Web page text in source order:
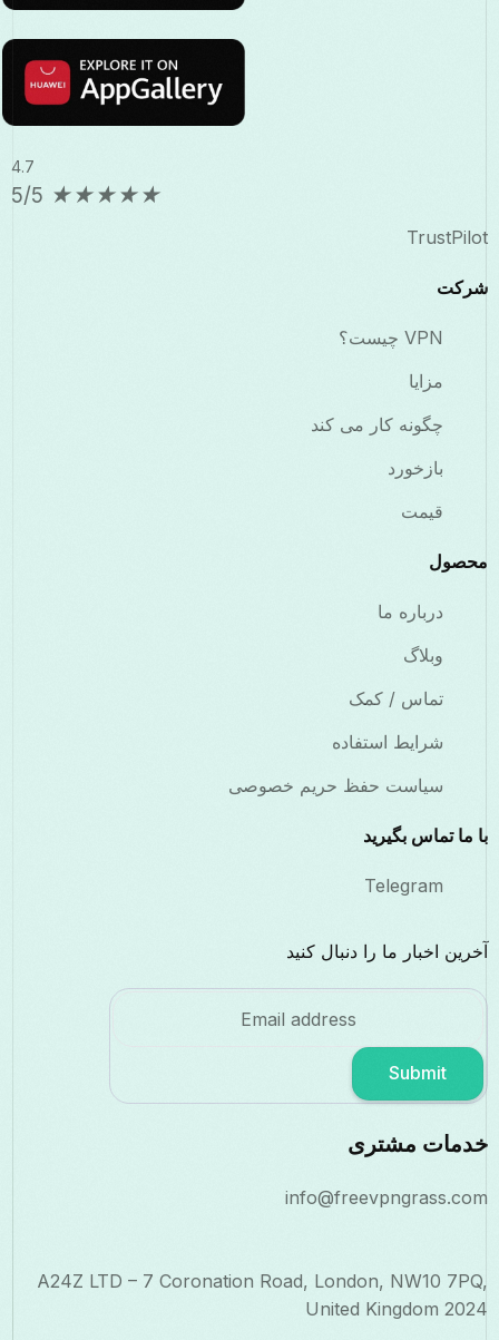
4.7
★
★
★
★
★
5/5
TrustPilot
شرکت
VPN چیست؟
مزایا
چگونه کار می کند
بازخورد
قیمت
محصول
درباره ما
وبلاگ
تماس / کمک
شرایط استفاده
سیاست حفظ حریم خصوصی
با ما تماس بگیرید
Telegram
آخرین اخبار ما را دنبال کنید
Submit
خدمات مشتری
info@freevpngrass.com
A24Z LTD – 7 Coronation Road, London, NW10 7PQ,
United Kingdom 2024